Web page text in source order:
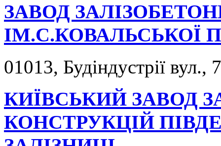
ЗАВОД
ІМ.С.КОВАЛЬСЬКОЇ
01013, Будіндустрії вул.,
КИЇВСЬКИЙ ЗАВОД
КОНСТРУКЦІЙ